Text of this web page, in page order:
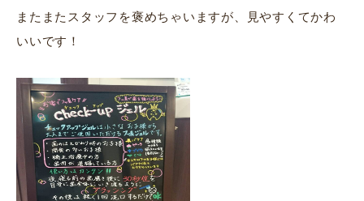
またまたスタッフを褒めちゃいますが、見やすくてかわ
いいです！